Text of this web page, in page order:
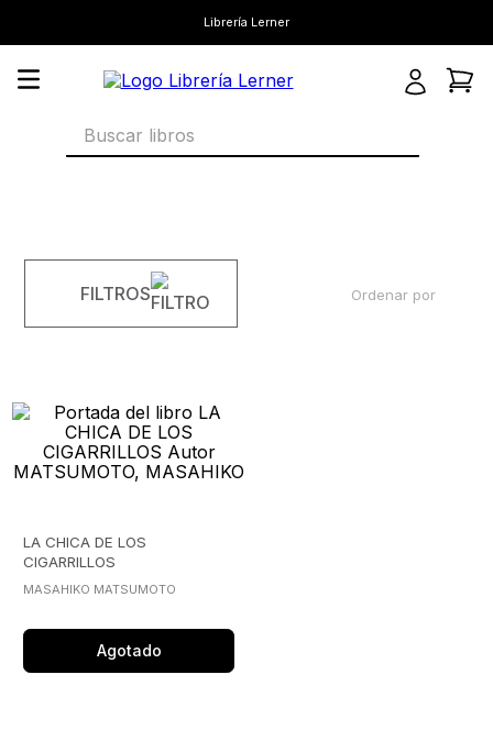
Librería Lerner
Buscar libros
FILTROS Ordenar por
LA CHICA DE LOS
CIGARRILLOS
MASAHIKO MATSUMOTO
Agotado